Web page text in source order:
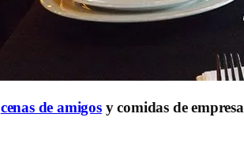
cenas de amigosy comidas de empresa